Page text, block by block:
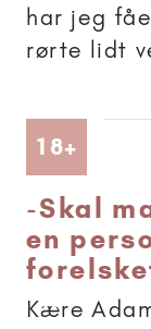
har jeg
rørte lidt
18+
-Skal
en
Kære